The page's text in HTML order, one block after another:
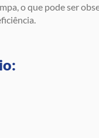
o que pode ser